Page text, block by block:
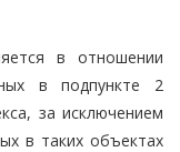
в отношении
в подпункте 2
за исключением
в таких объектах